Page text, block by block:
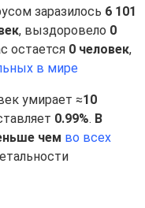
заразилось 6 101
, выздоровело 0
остается 0 человек,
в мире
умирает ≈10
0.99%. В
чем во всех